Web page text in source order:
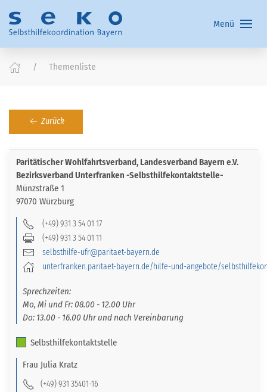
Menü
Themenliste
Zurück
Paritätischer Wohlfahrtsverband, Landesverband Bayern e.V.
Bezirksverband Unterfranken -Selbsthilfekontaktstelle-
Münzstraße 1
97070 Würzburg
(+49) 931 3 54 01 17
(+49) 931 3 54 01 11
selbsthilfe-ufr@paritaet-bayern.de
unterfranken.paritaet-bayern.de/hilfe-und-angebote/
Sprechzeiten:
Mo, Mi und Fr: 08.00 - 12.00 Uhr
Do: 13.00 - 16.00 Uhr und nach Vereinbarung
Selbsthilfekontaktstelle
Frau Julia Kratz
(+49) 931 35401-16